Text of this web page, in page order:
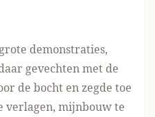
demonstraties,
gevechten met de
de bocht en zegde toe
verlagen, mijnbouw te